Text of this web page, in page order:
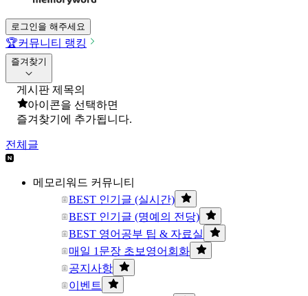
로그인을 해주세요
🏆커뮤니티 랭킹
즐겨찾기
게시판 제목의
아이콘을 선택하면
즐겨찾기에 추가됩니다.
전체글
메모리워드 커뮤니티
BEST 인기글 (실시간)
BEST 인기글 (명예의 전당)
BEST 영어공부 팁 & 자료실
매일 1문장 초보영어회화
공지사항
이벤트